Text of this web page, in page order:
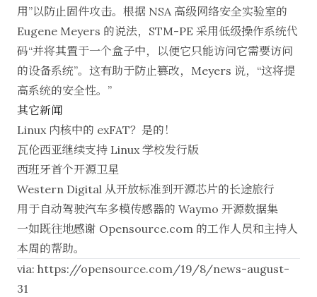
用”以防止固件攻击。根据 NSA 高级网络安全实验室的
Eugene Meyers 的说法，STM-PE 采用低级操作系统代
码“并将其置于一个盒子中，以便它只能访问它需要访问
的设备系统”。这有助于防止篡改，Meyers 说，“这将提
高系统的安全性。”
其它新闻
Linux 内核中的 exFAT？是的！
瓦伦西亚继续支持 Linux 学校发行版
西班牙首个开源卫星
Western Digital 从开放标准到开源芯片的长途旅行
用于自动驾驶汽车多模传感器的 Waymo 开源数据集
一如既往地感谢 Opensource.com 的工作人员和主持人
本周的帮助。
via: https://opensource.com/19/8/news-august-
31